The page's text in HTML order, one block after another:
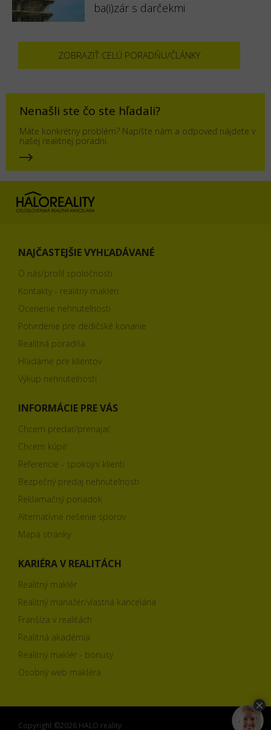
ba(i)zár s darčekmi
ZOBRAZIŤ CELÚ PORADŇU/ČLÁNKY
Nenašli ste čo ste hľadali?
Máte konkrétny problém? Napíšte nám a odpoveď nájdete v
našej realitnej poradni.
NAJČASTEJŠIE VYHĽADÁVANÉ
O nás/profil spoločnosti
Kontakty - realitný makléri
Ocenenie nehnuteľnosti
Potvrdenie pre dedičské konanie
Realitná poradňa
Hľadáme pre klientov
Výkup nehnuteľností
INFORMÁCIE PRE VÁS
Chcem predať/prenajať
Chcem kúpiť
Referencie - spokojní klienti
Bezpečný predaj nehnuteľnosti
Reklamačný poriadok
Alternatívne riešenie sporov
Mapa stránky
KARIÉRA V REALITÁCH
Realitný maklér
Realitný manažér/vlastná kancelária
Franšíza v realitách
Realitná akadémia
Realitný maklér - bonusy
Osobný web makléra
Copyright ©2026 HALO reality